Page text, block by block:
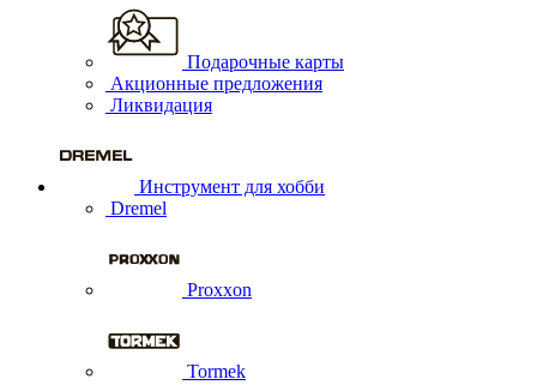
Подарочные карты
Акционные предложения
Ликвидация
Инструмент для хобби
Dremel
Proxxon
Tormek